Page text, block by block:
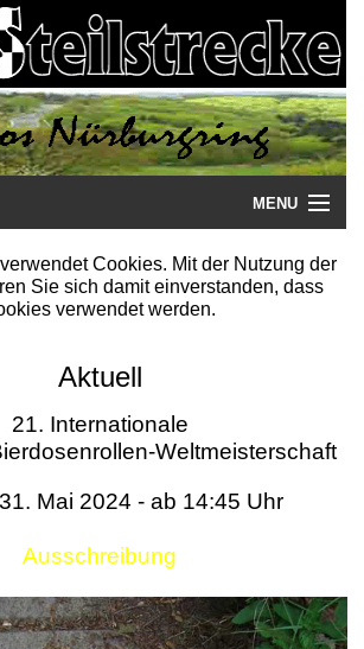
MENU
Cookies. Mit der Nutzung der
Sie sich damit einverstanden, dass
verwendet werden.
Aktuell
21. Internationale
Weltmeisterschaft
Mai 2024 - ab 14:45 Uhr
Ausschreibung